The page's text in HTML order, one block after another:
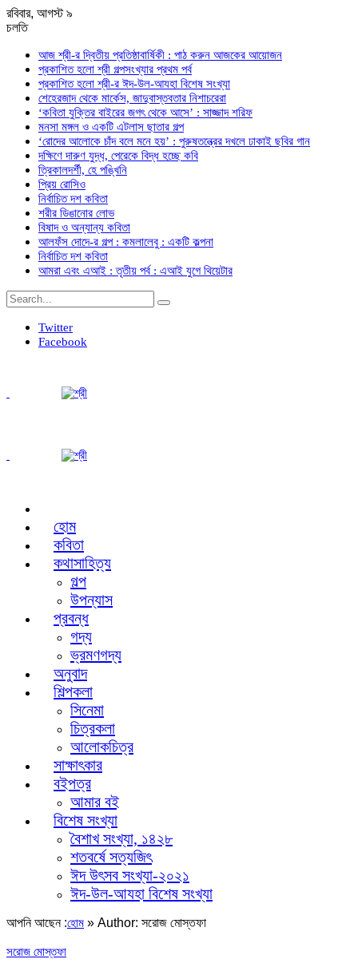
রবিবার, আগস্ট ৯
চলতি
আজ শ্রী-র দ্বিতীয় প্রতিষ্ঠাবার্ষিকী : পাঠ করুন আজকের আয়োজন
প্রকাশিত হলো শ্রী গল্পসংখ্যার প্রথম পর্ব
প্রকাশিত হলো শ্রী-র ঈদ-উল-আযহা বিশেষ সংখ্যা
শেহেরজাদ থেকে মার্কেস, জাদুবাস্তবতার নিশাচরেরা
‘কবিতা যুক্তির বাইরের জগৎ থেকে আসে’ : সাজ্জাদ শরিফ
মনসা মঙ্গল ও একটি এটলাস ছাতার গল্প
‘রোদের আলোকে চাঁদ বলে মনে হয়’ : পুরুষতন্ত্রের দখলে ঢাকাই ছবির গান
দক্ষিণে দারুণ যুদ্ধ, পেরেকে বিদ্ধ হচ্ছে কবি
ত্রিকালদর্শী, হে পঙ্খিনি
প্রিয় রোসিও
নির্বাচিত দশ কবিতা
শরীর ডিঙানোর লোভ
বিষাদ ও অন্যান্য কবিতা
আলফঁস দোদে-র গল্প : কমলালেবু : একটি কল্পনা
নির্বাচিত দশ কবিতা
আমরা এবং এআই : তৃতীয় পর্ব : এআই যুগে থিয়েটার
Twitter
Facebook
হোম
কবিতা
কথাসাহিত্য
গল্প
উপন্যাস
প্রবন্ধ
গদ্য
ভ্রমণগদ্য
অনুবাদ
শিল্পকলা
সিনেমা
চিত্রকলা
আলোকচিত্র
সাক্ষাৎকার
বইপত্র
আমার বই
বিশেষ সংখ্যা
বৈশাখ সংখ্যা, ১৪২৮
শতবর্ষে সত্যজিৎ
ঈদ উৎসব সংখ্যা-২০২১
ঈদ-উল-আযহা বিশেষ সংখ্যা
আপনি আছেন :হোম » Author: সরোজ মোস্তফা
সরোজ মোস্তফা